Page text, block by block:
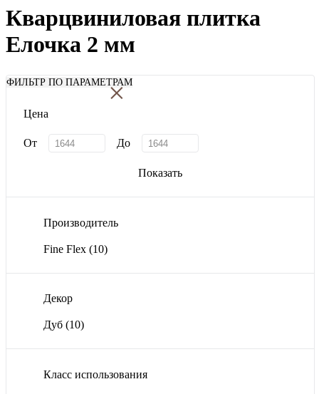
Кварцвиниловая плитка
Елочка 2 мм
ФИЛЬТР ПО ПАРАМЕТРАМ
×
Цена
От До
Показать
Производитель
Fine Flex (10)
Декор
Дуб (10)
Класс использования